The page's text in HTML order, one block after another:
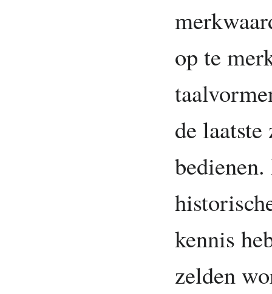
op te
de
kennis
zelden